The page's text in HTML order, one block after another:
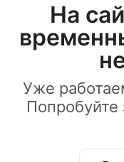
На
Уже
Попробуйте